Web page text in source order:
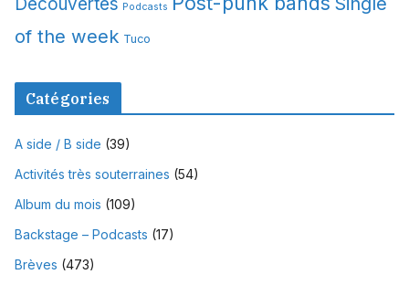
Podcasts
of the week Tuco
Catégories
A side / B side (39)
Activités très souterraines (54)
Album du mois (109)
Backstage – Podcasts (17)
Brèves (473)